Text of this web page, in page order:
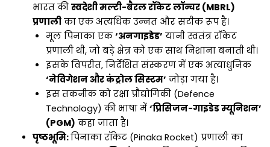
भारत की स्वदेशी मल्टी-बैरल रॉकेट लॉन्चर (MBRL)
प्रणालीका एक अत्यधिक उन्नत और सटीक रूप है।
मूल पिनाका एक ‘अनगाइडेड’ यानी स्वतंत्र रॉकेट
प्रणाली थी, जो बड़े क्षेत्र को एक साथ निशाना बनाती थी।
इसके विपरीत, निर्देशित संस्करण में एक अत्याधुनिक
‘नेविगेशन और कंट्रोल सिस्टम’ जोड़ा गया है।
इस तकनीक को रक्षा प्रौद्योगिकी (Defence
Technology) की भाषा में ‘प्रिसिजन-गाइडेड म्यूनिशन’
(PGM) कहा जाता है।
पृष्ठभूमि:पिनाका रॉकेट (Pinaka Rocket) प्रणाली का